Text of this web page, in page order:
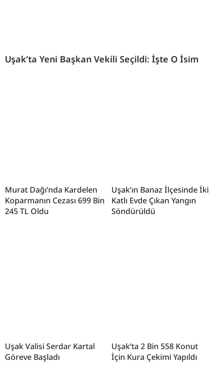
Uşak’ta Yeni Başkan Vekili Seçildi: İşte O İsim
Murat Dağı’nda Kardelen
Koparmanın Cezası 699 Bin
245 TL Oldu
Uşak’ın Banaz İlçesinde İki
Katlı Evde Çıkan Yangın
Söndürüldü
Uşak Valisi Serdar Kartal
Göreve Başladı
Uşak’ta 2 Bin 558 Konut
İçin Kura Çekimi Yapıldı